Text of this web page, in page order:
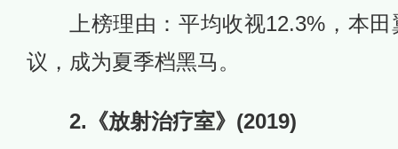
上榜理由：平均收视12.3%，本
议，成为夏季档黑马。
2.《放射治疗室》(2019)